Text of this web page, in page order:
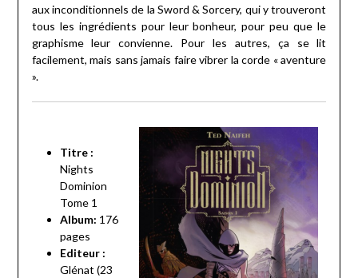
aux inconditionnels de la Sword & Sorcery, qui y trouveront
tous les ingrédients pour leur bonheur, pour peu que le
graphisme leur convienne. Pour les autres, ça se lit
facilement, mais sans jamais faire vibrer la corde « aventure
».
Titre :
Nights
Dominion
Tome 1
Album: 176
pages
Editeur :
Glénat (23